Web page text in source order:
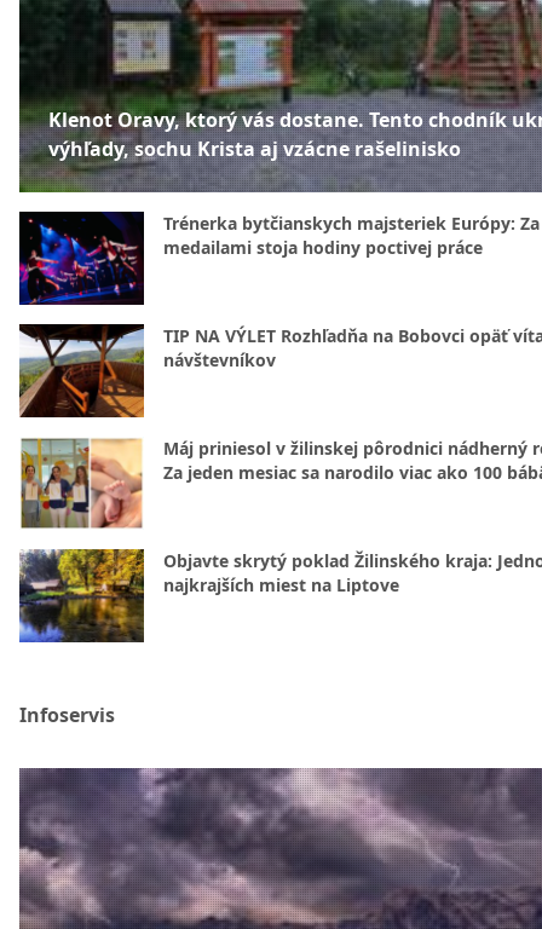
Klenot Oravy, ktorý vás dostane. Tento chodník
výhľady, sochu Krista aj vzácne rašelinisko
Trénerka bytčianskych majsteriek Európy: Za
medailami stoja hodiny poctivej práce
TIP NA VÝLET Rozhľadňa na Bobovci opäť
návštevníkov
Máj priniesol v žilinskej pôrodnici nádherný
Za jeden mesiac sa narodilo viac ako 100
Objavte skrytý poklad Žilinského kraja:
najkrajších miest na Liptove
Infoservis